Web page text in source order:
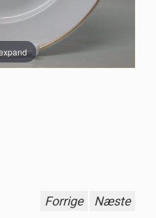
Forrige Næste